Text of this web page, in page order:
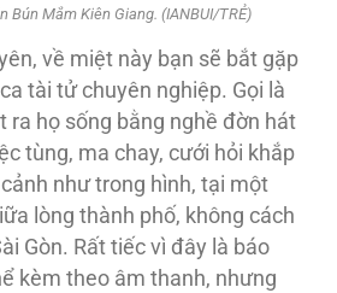
Bún Mắm Kiên Giang. (IANBUI/TRẺ)
về miệt này bạn sẽ bắt gặp
tài tử chuyên nghiệp. Gọi là
ra họ sống bằng nghề đờn hát
tùng, ma chay, cưới hỏi khắp
như trong hình, tại một
lòng thành phố, không cách
Gòn. Rất tiếc vì đây là báo
kèm theo âm thanh, nhưng